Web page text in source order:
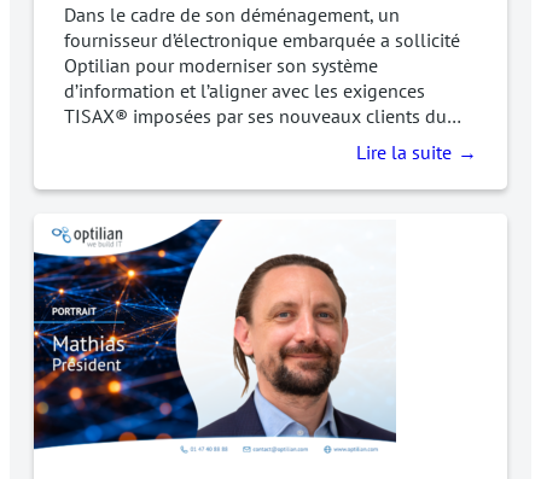
Dans le cadre de son déménagement, un
fournisseur d’électronique embarquée a sollicité
Optilian pour moderniser son système
d’information et l’aligner avec les exigences
TISAX® imposées par ses nouveaux clients du…
Lire la suite